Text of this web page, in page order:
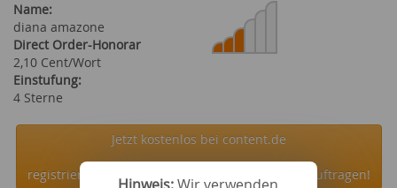
Name:
diana amazone
Direct Order-Honorar
2,10 Cent/Wort
Einstufung:
4 Sterne
Jetzt kostenlos bei content.de
registrieren und die Autorin diana amazone beauftragen!